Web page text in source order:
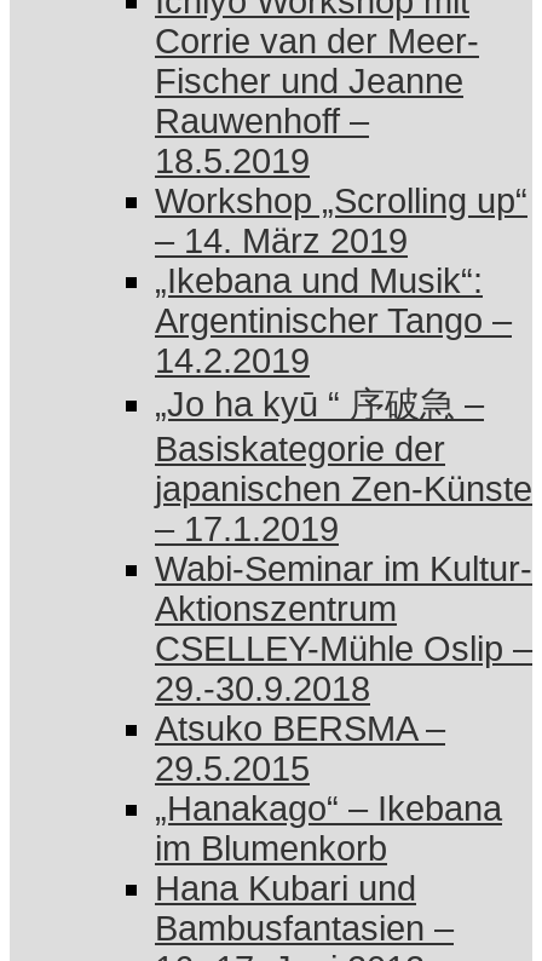
Corrie van der Meer-
Fischer und Jeanne
Rauwenhoff –
18.5.2019
Workshop „Scrolling up“
– 14. März 2019
„Ikebana und Musik“:
Argentinischer Tango –
14.2.2019
„Jo ha kyū “ 序破急 –
Basiskategorie der
japanischen Zen-Künste
– 17.1.2019
Wabi-Seminar im Kultur-
Aktionszentrum
CSELLEY-Mühle Oslip –
29.-30.9.2018
Atsuko BERSMA –
29.5.2015
„Hanakago“ – Ikebana
im Blumenkorb
Hana Kubari und
Bambusfantasien –